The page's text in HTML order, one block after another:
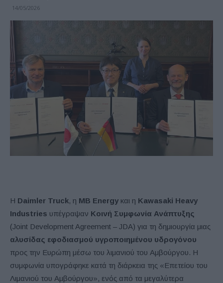
14/05/2026
Η Daimler Truck, η MB Energy και η Kawasaki Heavy
Industries υπέγραψαν Κοινή Συμφωνία Ανάπτυξης
(Joint Development Agreement – JDA) για τη δημιουργία μιας
αλυσίδας εφοδιασμού υγροποιημένου υδρογόνου
προς την Ευρώπη μέσω του λιμανιού του Αμβούργου. Η
συμφωνία υπογράφηκε κατά τη διάρκεια της «Επετείου του
Λιμανιού του Αμβούργου», ενός από τα μεγαλύτερα